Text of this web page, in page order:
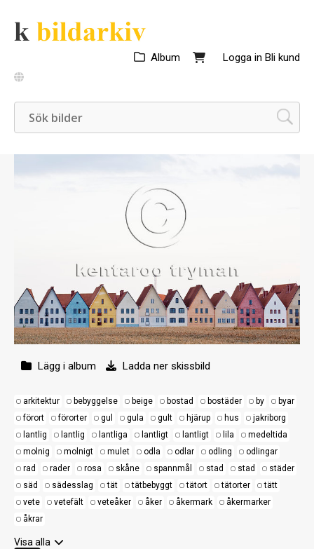
Logga in Bli kund
Album
Lägg i album Ladda ner skissbild
arkitektur bebyggelse beige bostad bostäder by
byar
förort
förorter gul gula gult hjärup hus
jakriborg
lantlig
lantlig lantliga lantligt lantligt lila
medeltida
molnig
molnigt mulet odla odlar odling
odlingar
rad
rader rosa skåne spannmål stad stad
städer
säd
sädesslag tät tätbebyggt tätort tätorter
tätt
vete
vetefält veteåker åker åkermark
åkermarker
åkrar
Visa alla